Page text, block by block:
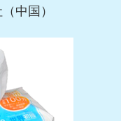
中国）